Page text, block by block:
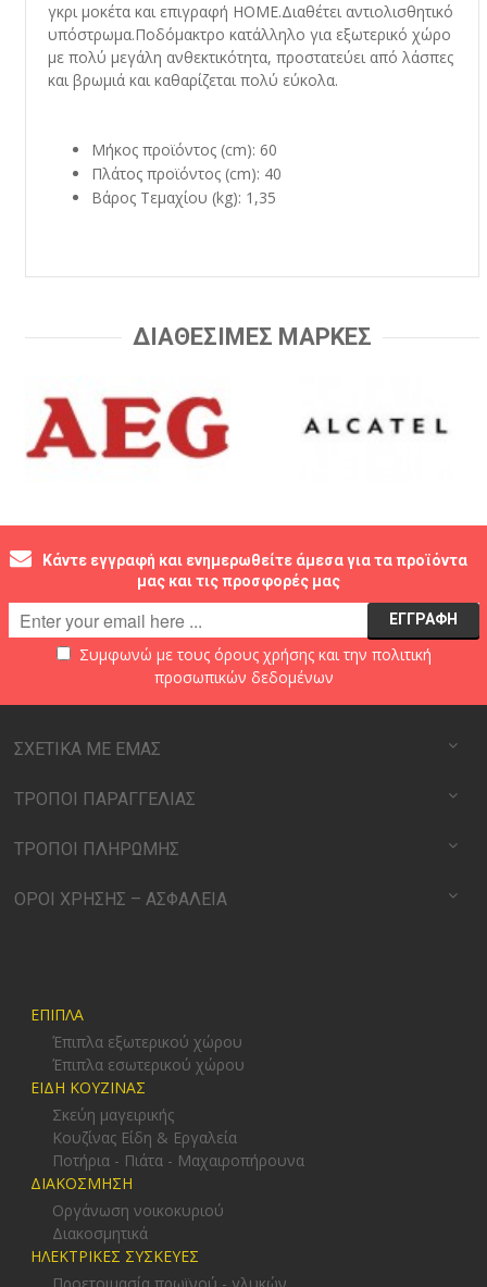
γκρι μοκέτα και επιγραφή HOME.Διαθέτει αντιολισθητικό
υπόστρωμα.Ποδόμακτρο κατάλληλο για εξωτερικό χώρο
με πολύ μεγάλη ανθεκτικότητα, προστατεύει από λάσπες
και βρωμιά και καθαρίζεται πολύ εύκολα.
Μήκος προϊόντος (cm): 60
Πλάτος προϊόντος (cm): 40
Βάρος Τεμαχίου (kg): 1,35
ΔΙΑΘΕΣΙΜΕΣ ΜΑΡΚΕΣ
Κάντε εγγραφή και ενημερωθείτε άμεσα για τα προϊόντα
μας και τις προσφορές μας
Συμφωνώ με τους όρους χρήσηςκαι την πολιτική
προσωπικών δεδομένων
ΣΧΕΤΙΚΑ ΜΕ ΕΜΑΣ
ΤΡΟΠΟΙ ΠΑΡΑΓΓΕΛΙΑΣ
ΤΡΟΠΟΙ ΠΛΗΡΩΜΗΣ
ΟΡΟΙ ΧΡΗΣΗΣ – ΑΣΦΑΛΕΙΑ
ΕΠΙΠΛΑ
Έπιπλα εξωτερικού χώρου
Έπιπλα εσωτερικού χώρου
ΕΙΔΗ ΚΟΥΖΙΝΑΣ
Σκεύη μαγειρικής
Κουζίνας Είδη & Εργαλεία
Ποτήρια - Πιάτα - Μαχαιροπήρουνα
ΔΙΑΚΟΣΜΗΣΗ
Οργάνωση νοικοκυριού
Διακοσμητικά
ΗΛΕΚΤΡΙΚΕΣ ΣΥΣΚΕΥΕΣ